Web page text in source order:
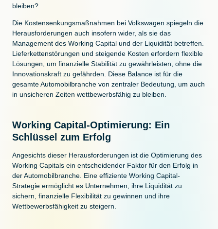
bleiben?
Die Kostensenkungsmaßnahmen bei Volkswagen spiegeln die
Herausforderungen auch insofern wider, als sie das
Management des Working Capital und der Liquidität betreffen.
Lieferkettenstörungen und steigende Kosten erfordern flexible
Lösungen, um finanzielle Stabilität zu gewährleisten, ohne die
Innovationskraft zu gefährden. Diese Balance ist für die
gesamte Automobilbranche von zentraler Bedeutung, um auch
in unsicheren Zeiten wettbewerbsfähig zu bleiben.
Working Capital-Optimierung: Ein
Schlüssel zum Erfolg
Angesichts dieser Herausforderungen ist die Optimierung des
Working Capitals ein entscheidender Faktor für den Erfolg in
der Automobilbranche. Eine effiziente Working Capital-
Strategie ermöglicht es Unternehmen, ihre Liquidität zu
sichern, finanzielle Flexibilität zu gewinnen und ihre
Wettbewerbsfähigkeit zu steigern.